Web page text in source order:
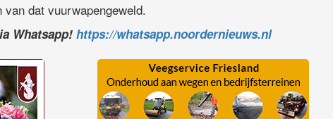
dat vuurwapengeweld.
Whatsapp! https://whatsapp.noordernieuws.nl